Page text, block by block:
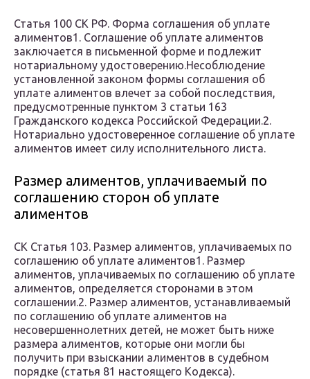
Статья 100 СК РФ. Форма соглашения об уплате
алиментов1. Соглашение об уплате алиментов
заключается в письменной форме и подлежит
нотариальному удостоверению.Несоблюдение
установленной законом формы соглашения об
уплате алиментов влечет за собой последствия,
предусмотренные пунктом 3 статьи 163
Гражданского кодекса Российской Федерации.2.
Нотариально удостоверенное соглашение об уплате
алиментов имеет силу исполнительного листа.
Размер алиментов, уплачиваемый по
соглашению сторон об уплате
алиментов
СК Статья 103. Размер алиментов, уплачиваемых по
соглашению об уплате алиментов1. Размер
алиментов, уплачиваемых по соглашению об уплате
алиментов, определяется сторонами в этом
соглашении.2. Размер алиментов, устанавливаемый
по соглашению об уплате алиментов на
несовершеннолетних детей, не может быть ниже
размера алиментов, которые они могли бы
получить при взыскании алиментов в судебном
порядке (статья 81 настоящего Кодекса).